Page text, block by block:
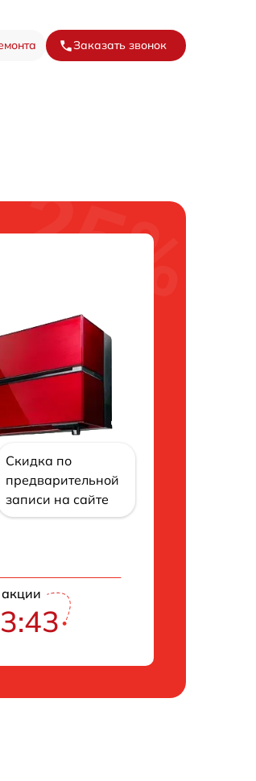
Заказать звонок
Скидка по
предварительной
записи на сайте